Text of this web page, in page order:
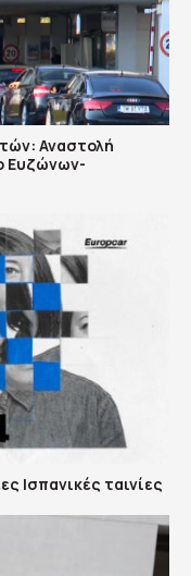
Αναστολή
Ευζώνων-
Ισπανικές ταινίες